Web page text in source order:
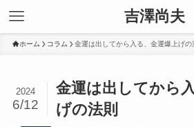
吉澤尚夫
ホーム コラム 金運は出してから入る、金運爆上げの
金運は出してから
げの法則
2024
6/12